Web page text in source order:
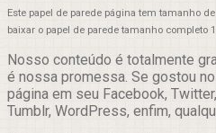
Este papel de parede página tem tamanho de
baixar o papel de parede tamanho completo
Nosso conteúdo é totalmente
é nossa promessa. Se gostou
página em seu Facebook,
Tumblr, WordPress, enfim,